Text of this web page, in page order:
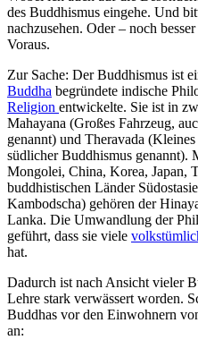
des Buddhismus eingehe. Und
nachzusehen. Oder – noch
Voraus.
Zur Sache: Der Buddhismus ist
Buddha begründete indische
Religion entwickelte. Sie ist in
Mahayana (Großes Fahrzeug,
genannt) und Theravada
südlicher Buddhismus genannt).
Mongolei, China, Korea, Japan,
buddhistischen Länder
Kambodscha) gehören der
Lanka. Die Umwandlung der
geführt, dass sie viele
hat.
Dadurch ist nach Ansicht vieler
Lehre stark verwässert worden.
Buddhas vor den Einwohnern
an: